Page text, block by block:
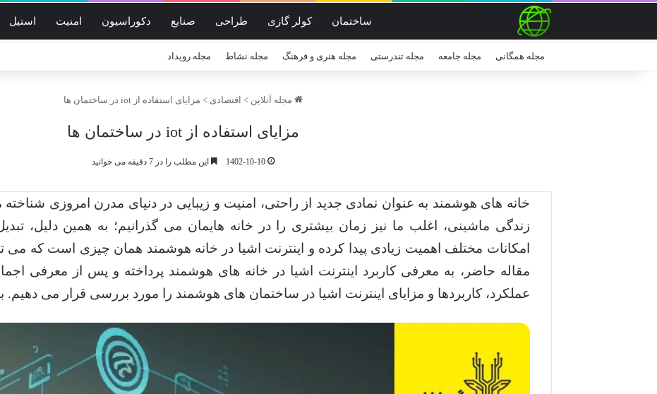
ساختمان کولر گازی طراحی صنایع دکوراسیون امنیت استیل
مجله همگانی مجله جامعه مجله تندرستی مجله هنری و فرهنگ مجله نشاط مجله رویداد
مجله آنلاین > اقتصادی > مزایای استفاده از iot در ساختمان ها
مزایای استفاده از iot در ساختمان ها
1402-10-10 این مطلب را در 7 دقیقه می خوانید
خانه های هوشمند به عنوان نمادی جدید از راحتی، امنیت و زیبایی در دنیای مدرن امروزی
زندگی ماشینی، اغلب ما نیز زمان بیشتری را در خانه هایمان می گذرانیم؛ به همین دلیل،
امکانات مختلف اهمیت زیادی پیدا کرده و اینترنت اشیا در خانه هوشمند همان چیزی است که می
مقاله حاضر، به معرفی کاربرد اینترنت اشیا در خانه های هوشمند پرداخته و پس از معرفی
عملکرد، کاربردها و مزایای اینترنت اشیا در ساختمان های هوشمند را مورد بررسی قرار می دهیم.